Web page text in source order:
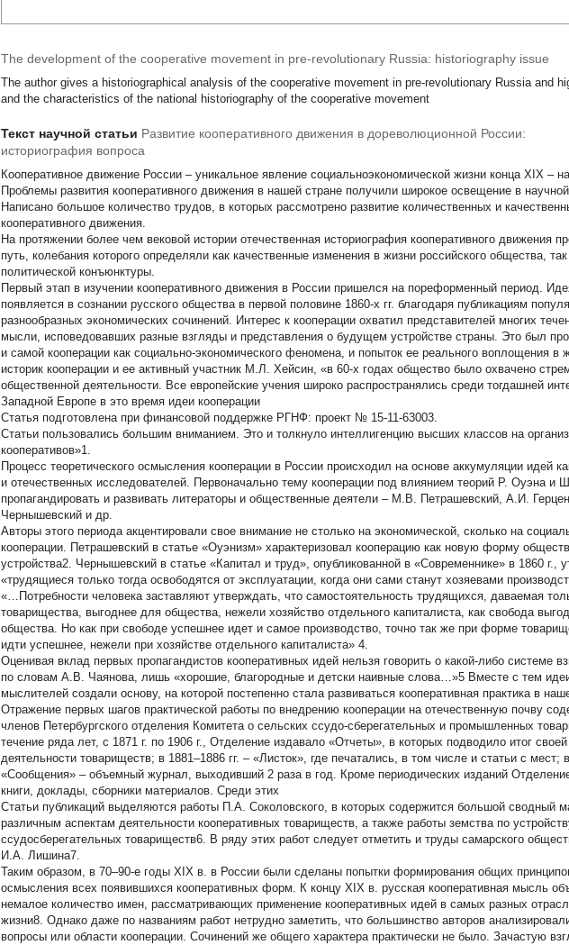
The development of the cooperative movement in pre-revolutionary Russia: historiography issue
The author gives a historiographical analysis of the cooperative movement in pre-revolutionary Russia and
and the characteristics of the national historiography of the cooperative movement
Текст научной статьи Развитие кооперативного движения в дореволюционной России:
историография вопроса
Кооперативное движение России – уникальное явление социальноэкономической жизни конца ХIХ –
Проблемы развития кооперативного движения в нашей стране получили широкое освещение в
Написано большое количество трудов, в которых рассмотрено развитие количественных и
кооперативного движения.
На протяжении более чем вековой истории отечественная историография кооперативного движения
путь, колебания которого определяли как качественные изменения в жизни российского общества,
политической конъюнктуры.
Первый этап в изучении кооперативного движения в России пришелся на пореформенный период.
появляется в сознании русского общества в первой половине 1860-х гг. благодаря публикациям
разнообразных экономических сочинений. Интерес к кооперации охватил представителей многих
мысли, исповедовавших разные взгляды и представления о будущем устройстве страны. Это был
и самой кооперации как социально-экономического феномена, и попыток ее реального воплощения в
историк кооперации и ее активный участник М.Л. Хейсин, «в 60-х годах общество было охвачено
общественной деятельности. Все европейские учения широко распространялись среди тогдашней
Западной Европе в это время идеи кооперации
Статья подготовлена при финансовой поддержке РГНФ: проект № 15-11-63003.
Статьи пользовались большим вниманием. Это и толкнуло интеллигенцию высших классов на
кооперативов»1.
Процесс теоретического осмысления кооперации в России происходил на основе аккумуляции идей
и отечественных исследователей. Первоначально тему кооперации под влиянием теорий Р. Оуэна и
пропагандировать и развивать литераторы и общественные деятели – М.В. Петрашевский, А.И.
Чернышевский и др.
Авторы этого периода акцентировали свое внимание не столько на экономической, сколько на
кооперации. Петрашевский в статье «Оуэнизм» характеризовал кооперацию как новую форму
устройства2. Чернышевский в статье «Капитал и труд», опубликованной в «Современнике» в 1860 г.,
«трудящиеся только тогда освободятся от эксплуатации, когда они сами станут хозяевами
«…Потребности человека заставляют утверждать, что самостоятельность трудящихся, даваемая
товарищества, выгоднее для общества, нежели хозяйство отдельного капиталиста, как свобода
общества. Но как при свободе успешнее идет и самое производство, точно так же при форме
идти успешнее, нежели при хозяйстве отдельного капиталиста» 4.
Оценивая вклад первых пропагандистов кооперативных идей нельзя говорить о какой-либо системе
по словам А.В. Чаянова, лишь «хорошие, благородные и детски наивные слова…»5 Вместе с тем
мыслителей создали основу, на которой постепенно стала развиваться кооперативная практика в
Отражение первых шагов практической работы по внедрению кооперации на отечественную почву
членов Петербургского отделения Комитета о сельских ссудо-сберегательных и промышленных
течение ряда лет, с 1871 г. по 1906 г., Отделение издавало «Отчеты», в которых подводило итог
деятельности товариществ; в 1881–1886 гг. – «Листок», где печатались, в том числе и статьи с мест;
«Сообщения» – объемный журнал, выходивший 2 раза в год. Кроме периодических изданий
книги, доклады, сборники материалов. Среди этих
Статьи публикаций выделяются работы П.А. Соколовского, в которых содержится большой сводный
различным аспектам деятельности кооперативных товариществ, а также работы земства по
ссудосберегательных товариществ6. В ряду этих работ следует отметить и труды самарского
И.А. Лишина7.
Таким образом, в 70–90-е годы ХIХ в. в России были сделаны попытки формирования общих
осмысления всех появившихся кооперативных форм. К концу ХIХ в. русская кооперативная мысль
немалое количество имен, рассматривающих применение кооперативных идей в самых разных
жизни8. Однако даже по названиям работ нетрудно заметить, что большинство авторов
вопросы или области кооперации. Сочинений же общего характера практически не было. Зачастую